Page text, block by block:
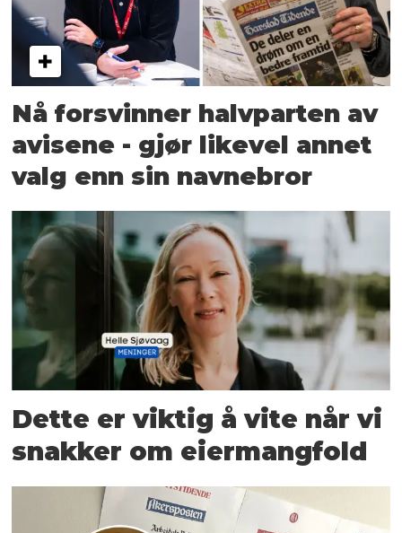
Nå forsvinner halvparten av
avisene - gjør likevel annet
valg enn sin navnebror
Dette er viktig å vite når vi
snakker om eiermangfold